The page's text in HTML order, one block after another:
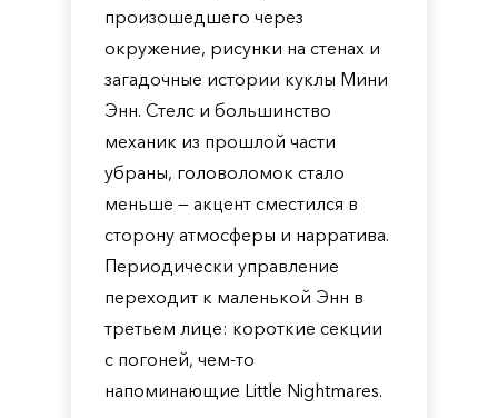
произошедшего через
окружение, рисунки на стенах и
загадочные истории куклы Мини
Энн. Стелс и большинство
механик из прошлой части
убраны, головоломок стало
меньше — акцент сместился в
сторону атмосферы и нарратива.
Периодически управление
переходит к маленькой Энн в
третьем лице: короткие секции
с погоней, чем-то
напоминающие Little Nightmares.